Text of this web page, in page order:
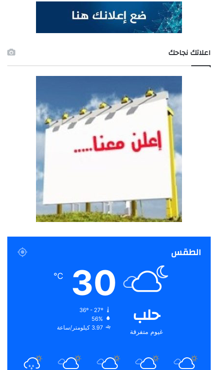
اعلاتك نجاحك
الطقس
حلب
غيوم متفرقة
30
℃
36º - 27º
56%
3.97 كيلومتر/ساعة